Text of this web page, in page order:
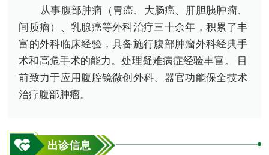
从事腹部肿瘤（胃癌、大肠癌、肝胆胰肿瘤、
间质瘤）、乳腺癌等外科治疗三十余年，积累了丰
富的外科临床经验，具备施行腹部肿瘤外科经典手
术和高危手术的能力。处理疑难病症经验丰富。 目
前致力于应用腹腔镜微创外科、器官功能保全技术
治疗腹部肿瘤。
出诊信息